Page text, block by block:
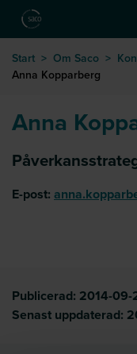
Hoppa till huvudinnehåll
Start > Om Saco >
Anna Kopparberg
Anna
E-post:
Publicerad: 2014-09-
Senast uppdaterad: